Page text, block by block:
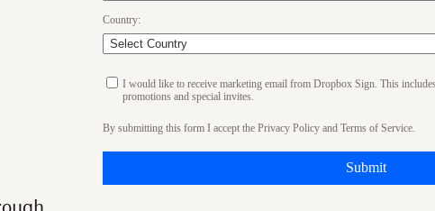
Country:
I would like to receive marketing email from Dropbox Sign. This
promotions and special invites.
By submitting this form I accept the Privacy Policy and Terms of Service
Submit